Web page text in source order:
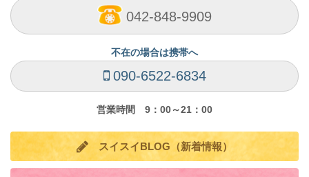
042-848-9909
不在の場合は携帯へ
090-6522-6834
営業時間 9：00～21：00
スイスイBLOG（新着情報）